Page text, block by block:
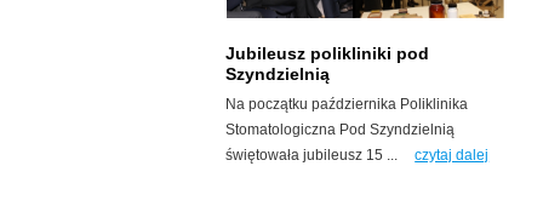
Jubileusz polikliniki pod
Szyndzielnią
Na początku października Poliklinika
Stomatologiczna Pod Szyndzielnią
świętowała jubileusz 15 ...
czytaj dalej